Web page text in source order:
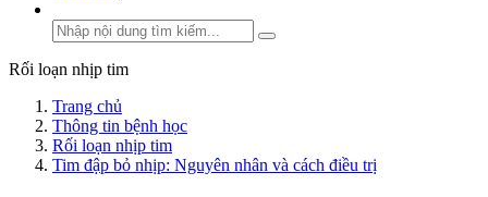
Rối loạn nhịp tim
Trang chủ
Thông tin bệnh học
Rối loạn nhịp tim
Tim đập bỏ nhịp: Nguyên nhân và cách điều trị